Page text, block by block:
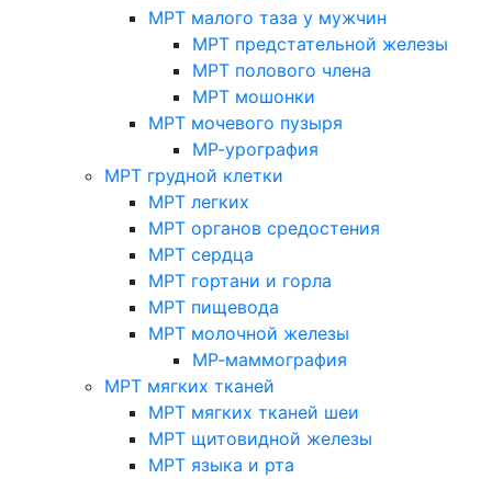
МРТ малого таза у мужчин
МРТ предстательной железы
МРТ полового члена
МРТ мошонки
МРТ мочевого пузыря
МР-урография
МРТ грудной клетки
МРТ легких
МРТ органов средостения
МРТ сердца
МРТ гортани и горла
МРТ пищевода
МРТ молочной железы
МР-маммография
МРТ мягких тканей
МРТ мягких тканей шеи
МРТ щитовидной железы
МРТ языка и рта